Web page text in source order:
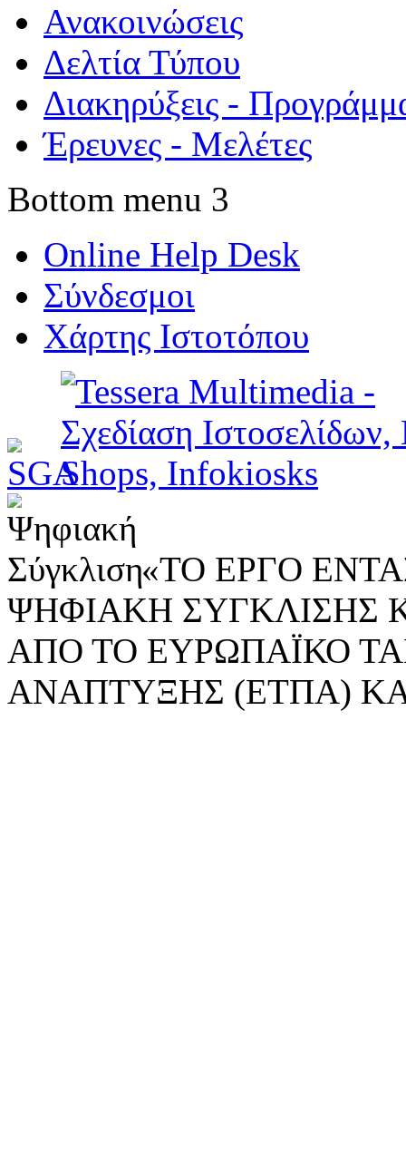
Ανακοινώσεις
Δελτία Τύπου
Διακηρύξεις -
Έρευνες - Μελέτες
Bottom menu 3
Online Help Desk
Σύνδεσμοι
Χάρτης Ιστοτόπου
«ΤΟ ΕΡΓΟ
ΨΗΦΙΑΚΗ ΣΥΓΚΛΙΣΗΣ
ΑΠΟ ΤΟ ΕΥΡΩΠΑΪΚΟ
ΑΝΑΠΤΥΞΗΣ (ΕΤΠΑ)